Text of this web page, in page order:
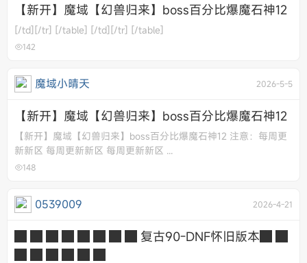
【新开】魔域【幻兽归来】boss百分比爆魔石神12
[/td][/tr] [/table] [/td][/tr] [/table]
142
魔域小晴天 2026-5-5
【新开】魔域【幻兽归来】boss百分比爆魔石神12
【新开】魔域【幻兽归来】boss百分比爆魔石神12 注意：每周更
新新区 每周更新新区 每周更新新区 ...
148
0539009 2026-4-21
█ █ █ █ █ █ █ █ 复古90-DNF怀旧版本█ █